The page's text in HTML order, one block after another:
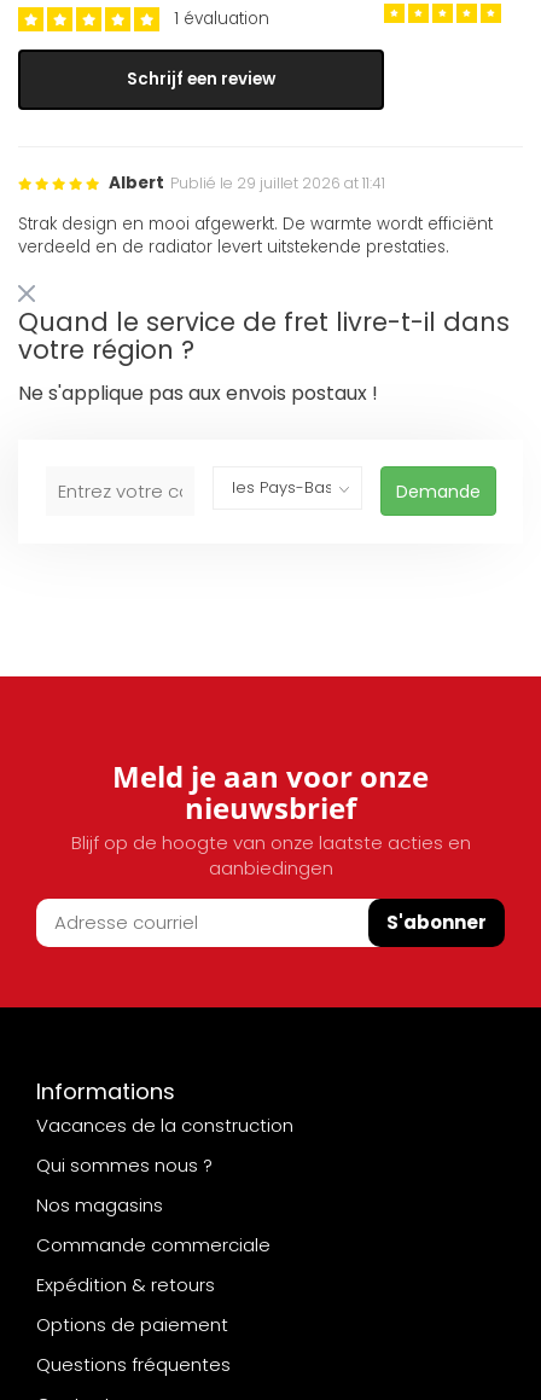
1 évaluation
Schrijf een review
Albert Publié le 29 juillet 2026 at 11:41
Strak design en mooi afgewerkt. De warmte wordt efficiënt
verdeeld en de radiator levert uitstekende prestaties.
Quand le service de fret livre-t-il dans
votre région ?
Ne s'applique pas aux envois postaux !
Demande
Meld je aan voor onze
nieuwsbrief
Blijf op de hoogte van onze laatste acties en
aanbiedingen
S'abonner
Informations
Vacances de la construction
Qui sommes nous ?
Nos magasins
Commande commerciale
Expédition & retours
Options de paiement
Questions fréquentes